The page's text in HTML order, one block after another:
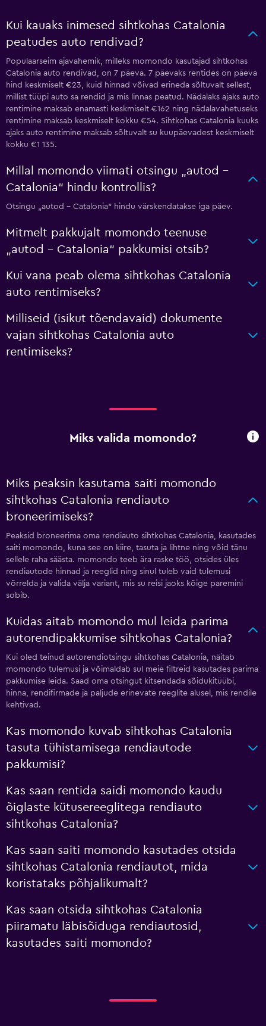
Kui kauaks inimesed sihtkohas Catalonia
peatudes auto rendivad?
Populaarseim ajavahemik, milleks momondo kasutajad sihtkohas
Catalonia auto rendivad, on 7 päeva. 7 päevaks rentides on päeva
hind keskmiselt €23, kuid hinnad võivad erineda sõltuvalt sellest,
millist tüüpi auto sa rendid ja mis linnas peatud. Nädalaks ajaks auto
rentimine maksab enamasti keskmiselt €162 ning nädalavahetuseks
rentimine maksab keskmiselt kokku €54. Sihtkohas Catalonia kuuks
ajaks auto rentimine maksab sõltuvalt su kuupäevadest keskmiselt
kokku €1 135.
Millal momondo viimati otsingu „autod –
Catalonia“ hindu kontrollis?
Otsingu „autod – Catalonia“ hindu värskendatakse iga päev.
Mitmelt pakkujalt momondo teenuse
„autod – Catalonia“ pakkumisi otsib?
Kui vana peab olema sihtkohas Catalonia
auto rentimiseks?
Milliseid (isikut tõendavaid) dokumente
vajan sihtkohas Catalonia auto
rentimiseks?
Miks valida momondo?
Miks peaksin kasutama saiti momondo
sihtkohas Catalonia rendiauto
broneerimiseks?
Peaksid broneerima oma rendiauto sihtkohas Catalonia, kasutades
saiti momondo, kuna see on kiire, tasuta ja lihtne ning võid tänu
sellele raha säästa. momondo teeb ära raske töö, otsides üles
rendiautode hinnad ja reeglid ning sinul tuleb vaid tulemusi
võrrelda ja valida välja variant, mis su reisi jaoks kõige paremini
sobib.
Kuidas aitab momondo mul leida parima
autorendipakkumise sihtkohas Catalonia?
Kui oled teinud autorendiotsingu sihtkohas Catalonia, näitab
momondo tulemusi ja võimaldab sul meie filtreid kasutades parima
pakkumise leida. Saad oma otsingut kitsendada sõidukitüübi,
hinna, rendifirmade ja paljude erinevate reeglite alusel, mis rendile
kehtivad.
Kas momondo kuvab sihtkohas Catalonia
tasuta tühistamisega rendiautode
pakkumisi?
Kas saan rentida saidi momondo kaudu
õiglaste kütusereeglitega rendiauto
sihtkohas Catalonia?
Kas saan saiti momondo kasutades otsida
sihtkohas Catalonia rendiautot, mida
koristataks põhjalikumalt?
Kas saan otsida sihtkohas Catalonia
piiramatu läbisõiduga rendiautosid,
kasutades saiti momondo?